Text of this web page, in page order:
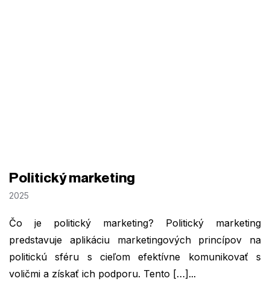
Politický marketing
2025
Čo je politický marketing? Politický marketing
predstavuje aplikáciu marketingových princípov na
politickú sféru s cieľom efektívne komunikovať s
voličmi a získať ich podporu. Tento […]...